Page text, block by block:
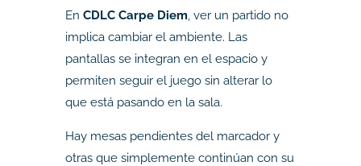
En CDLC Carpe Diem, ver un partido no
implica cambiar el ambiente. Las
pantallas se integran en el espacio y
permiten seguir el juego sin alterar lo
que está pasando en la sala.
Hay mesas pendientes del marcador y
otras que simplemente continúan con su